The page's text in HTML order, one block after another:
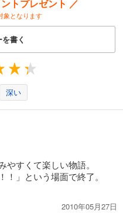
トプレゼント ／
象となります
書く
深い
すくて楽しい物語。
」という場面で終了。
2010年05月27日